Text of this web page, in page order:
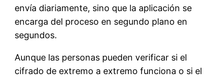
envía diariamente, sino que la aplicación se
encarga del proceso en segundo plano en
segundos.
Aunque las personas pueden verificar si el
cifrado de extremo a extremo funciona o si el